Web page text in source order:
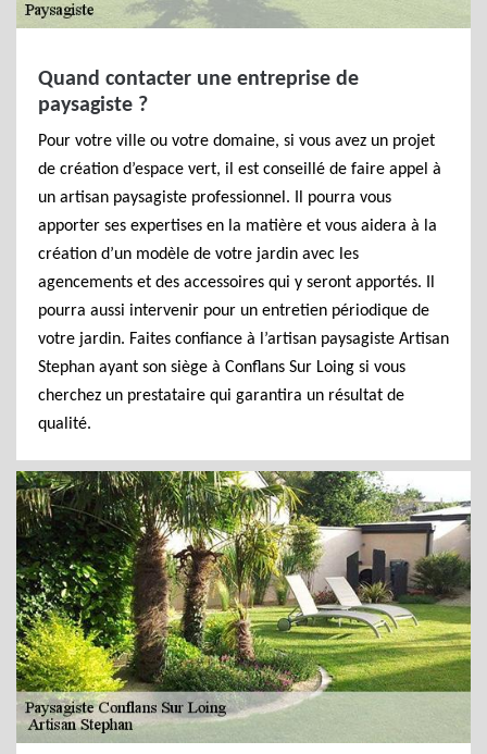
Quand contacter une entreprise de
paysagiste ?
Pour votre ville ou votre domaine, si vous avez un projet
de création d’espace vert, il est conseillé de faire appel à
un artisan paysagiste professionnel. Il pourra vous
apporter ses expertises en la matière et vous aidera à la
création d’un modèle de votre jardin avec les
agencements et des accessoires qui y seront apportés. Il
pourra aussi intervenir pour un entretien périodique de
votre jardin. Faites confiance à l’artisan paysagiste Artisan
Stephan ayant son siège à Conflans Sur Loing si vous
cherchez un prestataire qui garantira un résultat de
qualité.